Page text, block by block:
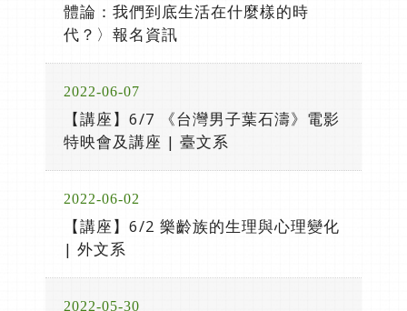
體論：我們到底生活在什麼樣的時
代？〉報名資訊
2022-06-07
【講座】6/7 《台灣男子葉石濤》電影
特映會及講座 | 臺文系
2022-06-02
【講座】6/2 樂齡族的生理與心理變化
| 外文系
2022-05-30